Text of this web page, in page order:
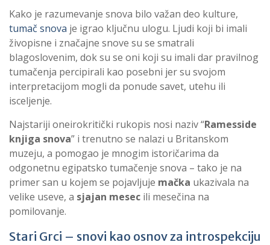
Kako je razumevanje snova bilo važan deo kulture,
tumač snova je igrao ključnu ulogu. Ljudi koji bi imali
živopisne i značajne snove su se smatrali
blagoslovenim, dok su se oni koji su imali dar pravilnog
tumačenja percipirali kao posebni jer su svojom
interpretacijom mogli da ponude savet, utehu ili
isceljenje.
Najstariji oneirokritički rukopis nosi naziv “Ramesside
knjiga snova” i trenutno se nalazi u Britanskom
muzeju, a pomogao je mnogim istoričarima da
odgonetnu egipatsko tumačenje snova – tako je na
primer san u kojem se pojavljuje mačka ukazivala na
velike useve, a sjajan mesec ili mesečina na
pomilovanje.
Stari Grci – snovi kao osnov za introspekciju